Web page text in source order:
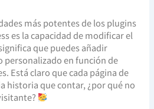
más potentes de los plugins
es la capacidad de modificar el
que puedes añadir
en función de
Está claro que cada página de
historia que contar, ¿por qué no